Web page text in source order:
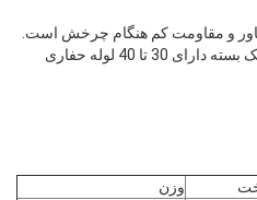
و مقاومت کم هنگام چرخش است.
در مورد بسته بندی، یک بسته میله حفاری چاه آب توسط یک مجموعه قاب فولادی بسته بندی می شود و یک بسته دارای 30 تا 40 لوله حفاری
وزن